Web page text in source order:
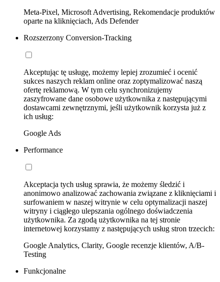
Meta-Pixel, Microsoft Advertising, Rekomendacje produktów
oparte na kliknięciach, Ads Defender
Rozszerzony Conversion-Tracking
Akceptując tę usługę, możemy lepiej zrozumieć i ocenić
sukces naszych reklam online oraz zoptymalizować naszą
ofertę reklamową. W tym celu synchronizujemy
zaszyfrowane dane osobowe użytkownika z następującymi
dostawcami zewnętrznymi, jeśli użytkownik korzysta już z
ich usług:
Google Ads
Performance
Akceptacja tych usług sprawia, że możemy śledzić i
anonimowo analizować zachowania związane z kliknięciami i
surfowaniem w naszej witrynie w celu optymalizacji naszej
witryny i ciągłego ulepszania ogólnego doświadczenia
użytkownika. Za zgodą użytkownika na tej stronie
internetowej korzystamy z następujących usług stron trzecich:
Google Analytics, Clarity, Google recenzje klientów, A/B-
Testing
Funkcjonalne